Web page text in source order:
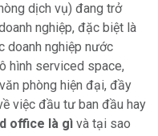
dịch vụ) đang trở
nghiệp, đặc biệt là
doanh nghiệp nước
hình serviced space,
phòng hiện đại, đầy
việc đầu tư ban đầu hay
office là gì và tại sao